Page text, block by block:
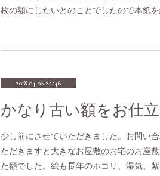
枚の額にしたいとのことでしたので本紙
2018.04.06 22:46
少し前にさせていただきました。お問い
ただきますと大きなお屋敷のお宅のお座
た額でした。絵も長年のホコリ、湿気、